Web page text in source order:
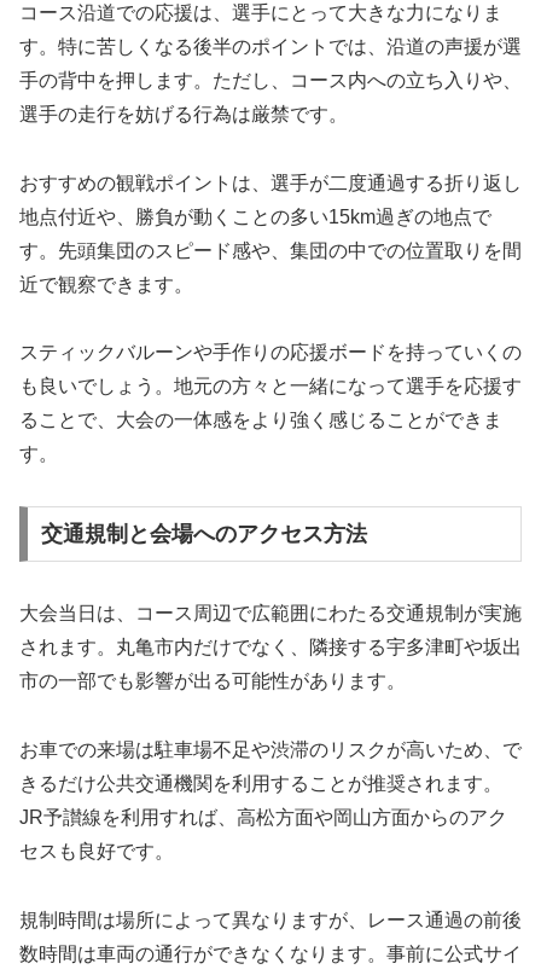
コース沿道での応援は、選手にとって大きな力になりま
す。特に苦しくなる後半のポイントでは、沿道の声援が選
手の背中を押します。ただし、コース内への立ち入りや、
選手の走行を妨げる行為は厳禁です。
おすすめの観戦ポイントは、選手が二度通過する折り返し
地点付近や、勝負が動くことの多い15km過ぎの地点で
す。先頭集団のスピード感や、集団の中での位置取りを間
近で観察できます。
スティックバルーンや手作りの応援ボードを持っていくの
も良いでしょう。地元の方々と一緒になって選手を応援す
ることで、大会の一体感をより強く感じることができま
す。
交通規制と会場へのアクセス方法
大会当日は、コース周辺で広範囲にわたる交通規制が実施
されます。丸亀市内だけでなく、隣接する宇多津町や坂出
市の一部でも影響が出る可能性があります。
お車での来場は駐車場不足や渋滞のリスクが高いため、で
きるだけ公共交通機関を利用することが推奨されます。
JR予讃線を利用すれば、高松方面や岡山方面からのアク
セスも良好です。
規制時間は場所によって異なりますが、レース通過の前後
数時間は車両の通行ができなくなります。事前に公式サイ